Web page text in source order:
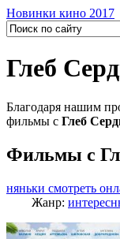
Новинки кино 2017
Глеб
Благодаря нашим
фильмы с Глеб
Фильмы с
няньки смотреть
Жанр: